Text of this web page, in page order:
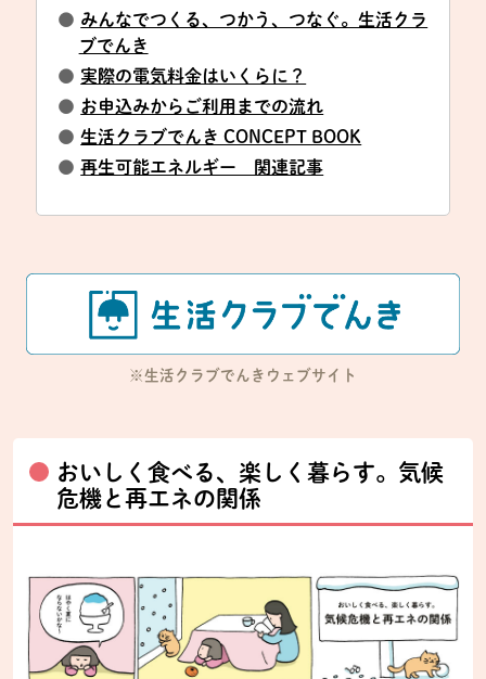
● みんなでつくる、つかう、つなぐ。生活クラ
ブでんき
● 実際の電気料金はいくらに？
● お申込みからご利用までの流れ
● 生活クラブでんき CONCEPT BOOK
● 再生可能エネルギー 関連記事
※生活クラブでんきウェブサイト
おいしく食べる、楽しく暮らす。気候
危機と再エネの関係